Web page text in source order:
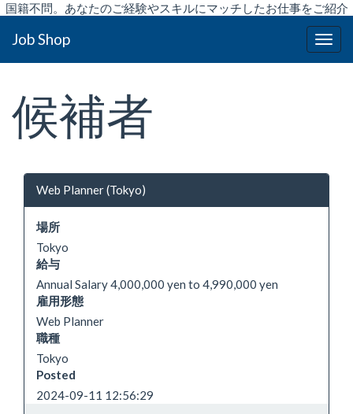
国籍不問。あなたのご経験やスキルにマッチしたお仕事をご紹介
Job Shop
候補者
Web Planner (Tokyo)
場所
Tokyo
給与
Annual Salary 4,000,000 yen to 4,990,000 yen
雇用形態
Web Planner
職種
Tokyo
Posted
2024-09-11 12:56:29